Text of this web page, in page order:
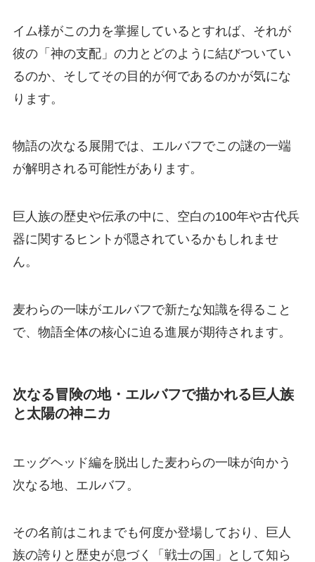
イム様がこの力を掌握しているとすれば、それが
彼の「神の支配」の力とどのように結びついてい
るのか、そしてその目的が何であるのかが気にな
ります。
物語の次なる展開では、エルバフでこの謎の一端
が解明される可能性があります。
巨人族の歴史や伝承の中に、空白の100年や古代兵
器に関するヒントが隠されているかもしれませ
ん。
麦わらの一味がエルバフで新たな知識を得ること
で、物語全体の核心に迫る進展が期待されます。
次なる冒険の地・エルバフで描かれる巨人族
と太陽の神ニカ
エッグヘッド編を脱出した麦わらの一味が向かう
次なる地、エルバフ。
その名前はこれまでも何度か登場しており、巨人
族の誇りと歴史が息づく「戦士の国」として知ら